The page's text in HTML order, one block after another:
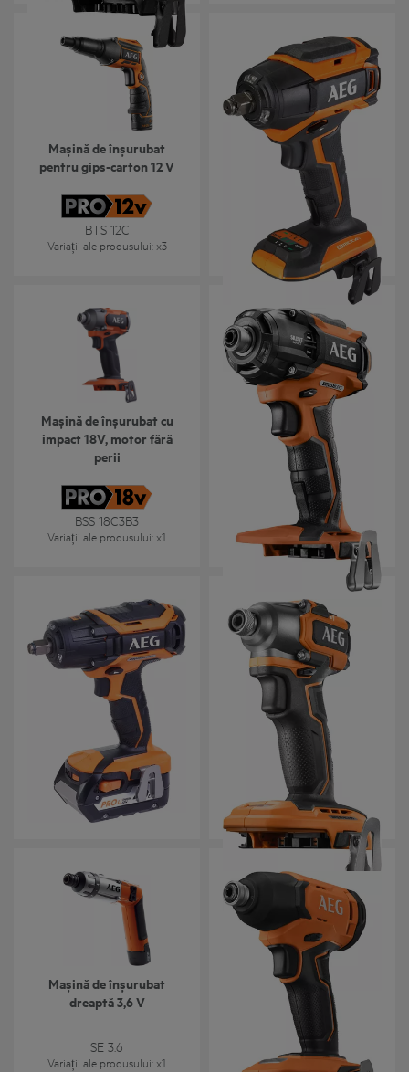
Mașină de înșurubat
pentru gips-carton 12 V
BTS 12C
Variații ale produsului: x3
Cheie de impact 18V, cu
motor fără perii, 6 moduri
de lucru
BSS 18C12ZB6
Variații ale produsului: x1
Mașină de înșurubat cu
impact 18V, motor fără
perii
BSS 18C3B3
Variații ale produsului: x1
Mașină de înșurubat cu
impact și motor fără perii
18 V, cu 3 viteze și
tehnologie hidraulică
BSS 18OP
Variații ale produsului: x1
Mașină de înșurubat cu
impact 18 V, cu motor fără
perii
BSS 18C 12Z BL
Variații ale produsului: x2
Mașină de înșurubat cu
impact SubCompact 18V, cu
motor fără perii
BSS 18SBL
Variații ale produsului: x1
Mașină de înșurubat
dreaptă 3,6 V
SE 3.6
Variații ale produsului: x1
Mașină de înșurubat cu
impact 18V
BSS 18C2
Variații ale produsului: x1